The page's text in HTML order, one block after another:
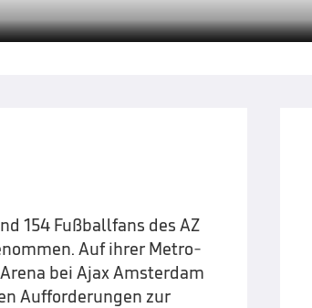
154 Fußballfans des AZ
Auf ihrer Metro-
bei Ajax Amsterdam
Aufforderungen zur